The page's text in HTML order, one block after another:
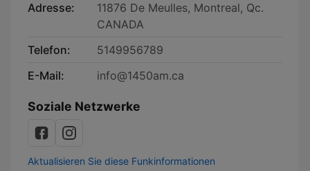
Adresse:
11876 De Meulles, Montreal, Qc.
CANADA
Telefon:
5149956789
E-Mail:
info@1450am.ca
Soziale Netzwerke
Aktualisieren Sie diese Funkinformationen